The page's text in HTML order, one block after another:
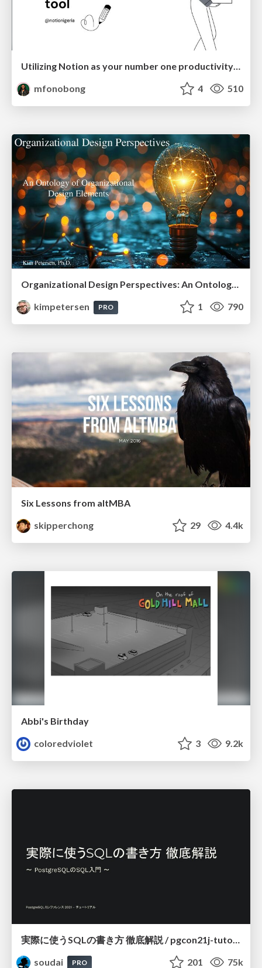
Utilizing Notion as your number one productivity tool
mfonobong
4 510
Organizational Design Perspectives: An Ontology of Organizational Design Elements
kimpetersen
PRO 1 790
Six Lessons from altMBA
skipperchong
29 4.4k
Abbi's Birthday
coloredviolet
3 9.2k
soudai
PRO 201 75k